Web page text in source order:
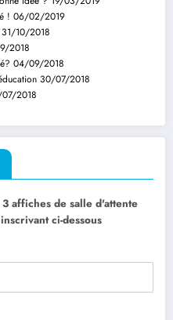
! 06/02/2019
31/10/2018
2018
04/09/2018
30/07/2018
07/2018
affiches de salle d'attente
ci-dessous